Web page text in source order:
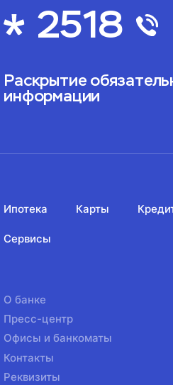
2518
Раскрытие
информации
Ипотека Карты
Сервисы
О банке
Пресс-центр
Офисы и банкоматы
Контакты
Реквизиты